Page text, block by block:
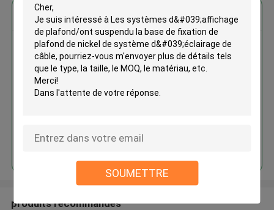
SOUMETTRE
Les systèmes d'affichage de
plafond/ont suspendu la base de
système d'éclairage de câble
Continuer
produits recommandés